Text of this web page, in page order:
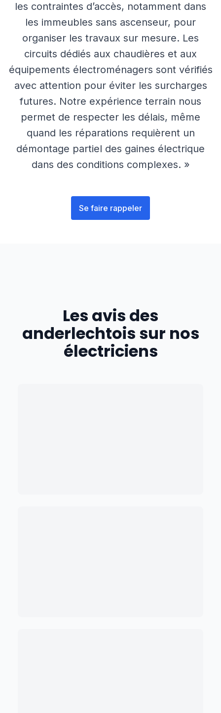
les contraintes d’accès, notamment dans
les immeubles sans ascenseur, pour
organiser les travaux sur mesure. Les
circuits dédiés aux chaudières et aux
équipements électroménagers sont vérifiés
avec attention pour éviter les surcharges
futures. Notre expérience terrain nous
permet de respecter les délais, même
quand les réparations requièrent un
démontage partiel des gaines électrique
dans des conditions complexes. »
Se faire rappeler
Les avis des
anderlechtois sur nos
électriciens